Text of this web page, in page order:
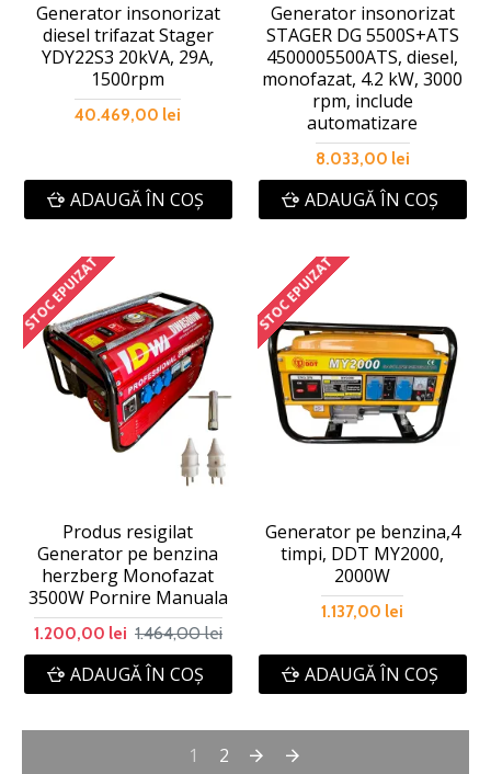
Generator insonorizat
diesel trifazat Stager
YDY22S3 20kVA, 29A,
1500rpm
40.469,00 lei
ADAUGĂ ÎN COŞ
Generator insonorizat
STAGER DG 5500S+ATS
4500005500ATS, diesel,
monofazat, 4.2 kW, 3000
rpm, include
automatizare
8.033,00 lei
ADAUGĂ ÎN COŞ
STOC EPUIZAT
Produs resigilat
Generator pe benzina
herzberg Monofazat
3500W Pornire Manuala
1.200,00 lei 1.464,00 lei
ADAUGĂ ÎN COŞ
STOC EPUIZAT
Generator pe benzina,4
timpi, DDT MY2000,
2000W
1.137,00 lei
ADAUGĂ ÎN COŞ
1
2